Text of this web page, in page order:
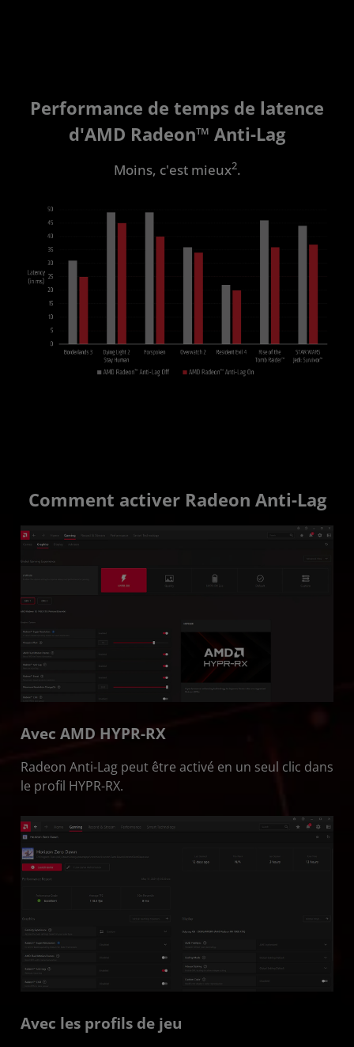
Performance de temps de latence
d'AMD Radeon™️ Anti-Lag
Moins, c'est mieux2.
Comment activer Radeon Anti-Lag
Avec AMD HYPR-RX
Radeon Anti-Lag peut être activé en un seul clic dans
le profil HYPR-RX.
Avec les profils de jeu